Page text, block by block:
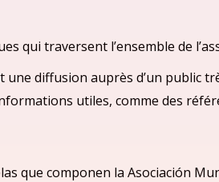
qui traversent l’ensemble de
diffusion auprès d’un public
utiles, comme des
que componen la Asociación